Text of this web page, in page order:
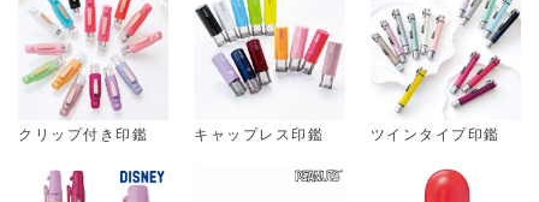
クリップ付き印鑑 キャップレス印鑑 ツインタイプ印鑑